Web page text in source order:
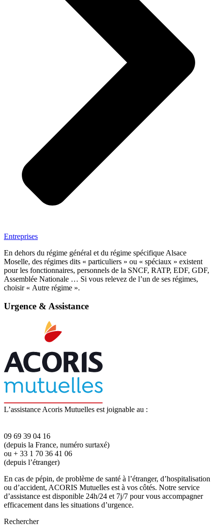
Entreprises
En dehors du régime général et du régime spécifique Alsace
Moselle, des régimes dits « particuliers » ou « spéciaux » existent
pour les fonctionnaires, personnels de la SNCF, RATP, EDF, GDF,
Assemblée Nationale … Si vous relevez de l’un de ses régimes,
choisir « Autre régime ».
Urgence & Assistance
L’assistance Acoris Mutuelles est joignable au :
09 69 39 04 16
(depuis la France, numéro surtaxé)
ou + 33 1 70 36 41 06
(depuis l’étranger)
En cas de pépin, de problème de santé à l’étranger, d’hospitalisation
ou d’accident, ACORIS Mutuelles est à vos côtés. Notre service
d’assistance est disponible 24h/24 et 7j/7 pour vous accompagner
efficacement dans les situations d’urgence.
Rechercher